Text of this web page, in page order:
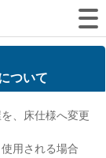
ついて
、床仕様へ変更
用される場合